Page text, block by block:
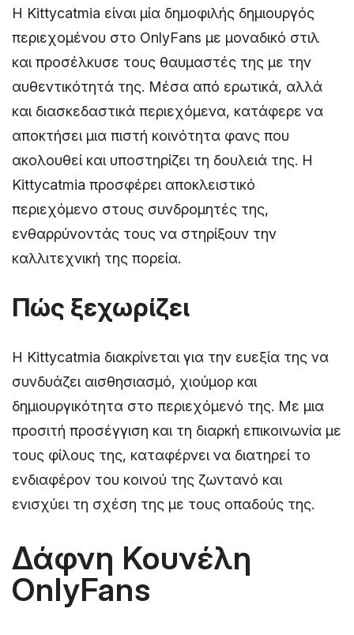
Η Kittycatmia είναι μία δημοφιλής δημιουργός
περιεχομένου στο OnlyFans με μοναδικό στιλ
και προσέλκυσε τους θαυμαστές της με την
αυθεντικότητά της. Μέσα από ερωτικά, αλλά
και διασκεδαστικά περιεχόμενα, κατάφερε να
αποκτήσει μια πιστή κοινότητα φανς που
ακολουθεί και υποστηρίζει τη δουλειά της. Η
Kittycatmia προσφέρει αποκλειστικό
περιεχόμενο στους συνδρομητές της,
ενθαρρύνοντάς τους να στηρίξουν την
καλλιτεχνική της πορεία.
Πώς ξεχωρίζει
Η Kittycatmia διακρίνεται για την ευεξία της να
συνδυάζει αισθησιασμό, χιούμορ και
δημιουργικότητα στο περιεχόμενό της. Με μια
προσιτή προσέγγιση και τη διαρκή επικοινωνία με
τους φίλους της, καταφέρνει να διατηρεί το
ενδιαφέρον του κοινού της ζωντανό και
ενισχύει τη σχέση της με τους οπαδούς της.
Δάφνη Κουνέλη
OnlyFans